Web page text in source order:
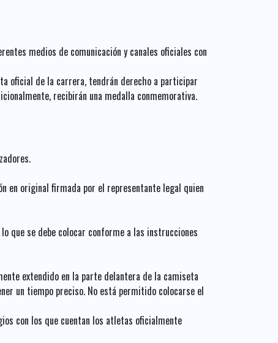
medios de comunicación y canales oficiales con
oficial de la carrera, tendrán derecho a participar
recibirán una medalla conmemorativa.
en original firmada por el representante legal quien
que se debe colocar conforme a las instrucciones
extendido en la parte delantera de la camiseta
un tiempo preciso. No está permitido colocarse el
con los que cuentan los atletas oficialmente